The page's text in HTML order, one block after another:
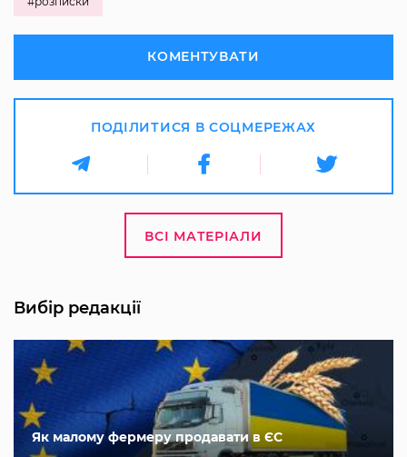
КОМЕНТУВАТИ
ПОДІЛИТИСЯ В СОЦМЕРЕЖАХ
ВСІ МАТЕРІАЛИ
Вибір редакції
Як малому фермеру продавати в ЄС